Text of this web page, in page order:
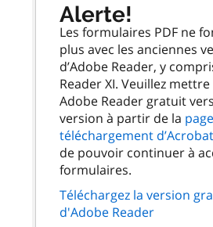
Alerte!
Les formulaires PDF ne
plus avec les anciennes
d’Adobe Reader, y
Reader XI. Veuillez
Adobe Reader gratuit
version à partir de la
téléchargement
de pouvoir continuer à
formulaires.
Téléchargez la version
d'Adobe Reader